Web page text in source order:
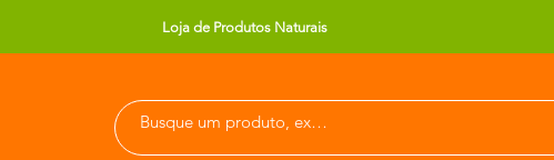
Loja de Produtos Naturais